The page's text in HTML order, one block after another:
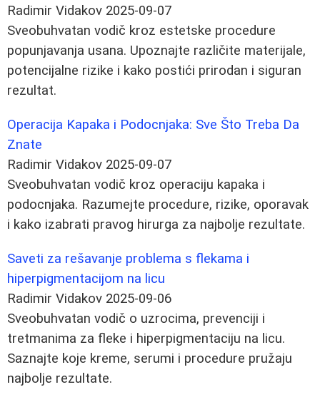
Radimir Vidakov 2025-09-07
Sveobuhvatan vodič kroz estetske procedure
popunjavanja usana. Upoznajte različite materijale,
potencijalne rizike i kako postići prirodan i siguran
rezultat.
Operacija Kapaka i Podocnjaka: Sve Što Treba Da
Znate
Radimir Vidakov 2025-09-07
Sveobuhvatan vodič kroz operaciju kapaka i
podocnjaka. Razumejte procedure, rizike, oporavak
i kako izabrati pravog hirurga za najbolje rezultate.
Saveti za rešavanje problema s flekama i
hiperpigmentacijom na licu
Radimir Vidakov 2025-09-06
Sveobuhvatan vodič o uzrocima, prevenciji i
tretmanima za fleke i hiperpigmentaciju na licu.
Saznajte koje kreme, serumi i procedure pružaju
najbolje rezultate.